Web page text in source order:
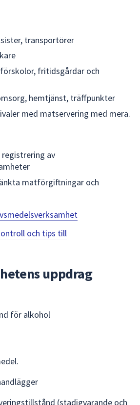
transportörer
fritidsgårdar och
hemtjänst, träffpunkter
med matservering med mera.
av
matförgiftningar och
och tips till
uppdrag
för alkohol
(stadigvarande och